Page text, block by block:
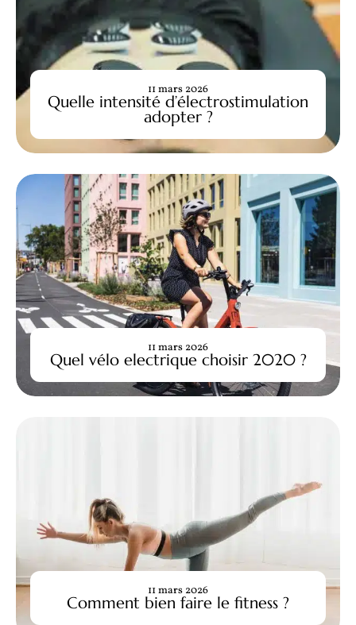
Quelle intensité d’électrostimulation
adopter ?
11 mars 2026
Quel vélo electrique choisir 2020 ?
11 mars 2026
Comment bien faire le fitness ?
11 mars 2026